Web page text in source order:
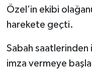
Özel’in ekibi
harekete geçti.
Sabah
imza vermeye